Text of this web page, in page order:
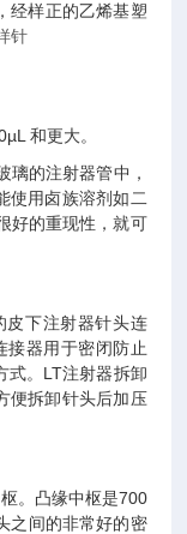
经样正的乙烯基塑
针
和更大。
璃的注射器管中，
使用卤族溶剂如二
好的重现性，就可
皮下注射器针头连
接器用于密闭防止
式。LT注射器拆卸
便拆卸针头后加压
。凸缘中枢是700
之间的非常好的密